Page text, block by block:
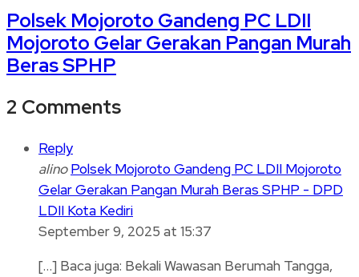
Polsek Mojoroto Gandeng PC LDII
Mojoroto Gelar Gerakan Pangan Murah
Beras SPHP
2 Comments
Reply
alino Polsek Mojoroto Gandeng PC LDII Mojoroto
Gelar Gerakan Pangan Murah Beras SPHP - DPD
LDII Kota Kediri
September 9, 2025 at 15:37
[…] Baca juga: Bekali Wawasan Berumah Tangga,